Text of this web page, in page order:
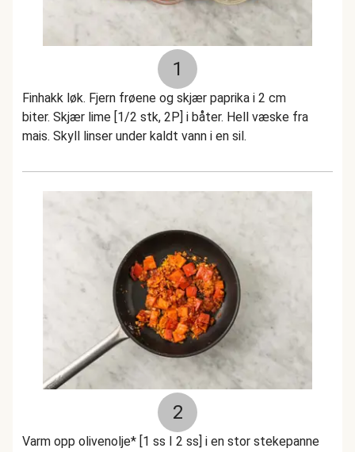
1
Finhakk løk. Fjern frøene og skjær paprika i 2 cm
biter. Skjær lime [1/2 stk, 2P] i båter. Hell væske fra
mais. Skyll linser under kaldt vann i en sil.
2
Varm opp olivenolje* [1 ss I 2 ss] i en stor stekepanne